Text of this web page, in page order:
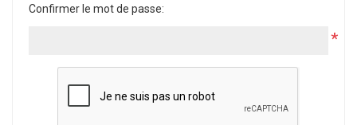
Confirmer le mot de passe:
*